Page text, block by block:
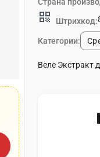
qr_code Штрихкод:
Категории:
Веле Экстракт